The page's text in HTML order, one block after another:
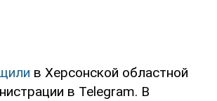
в Херсонской областной
в Telegram. В